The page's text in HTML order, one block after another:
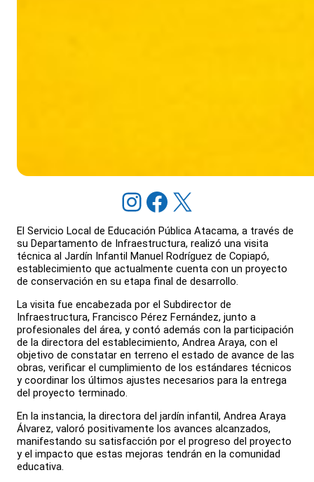
Instagram Facebook X
El Servicio Local de Educación Pública Atacama, a través de
su Departamento de Infraestructura, realizó una visita
técnica al Jardín Infantil Manuel Rodríguez de Copiapó,
establecimiento que actualmente cuenta con un proyecto
de conservación en su etapa final de desarrollo.
La visita fue encabezada por el Subdirector de
Infraestructura, Francisco Pérez Fernández, junto a
profesionales del área, y contó además con la participación
de la directora del establecimiento, Andrea Araya, con el
objetivo de constatar en terreno el estado de avance de las
obras, verificar el cumplimiento de los estándares técnicos
y coordinar los últimos ajustes necesarios para la entrega
del proyecto terminado.
En la instancia, la directora del jardín infantil, Andrea Araya
Álvarez, valoró positivamente los avances alcanzados,
manifestando su satisfacción por el progreso del proyecto
y el impacto que estas mejoras tendrán en la comunidad
educativa.